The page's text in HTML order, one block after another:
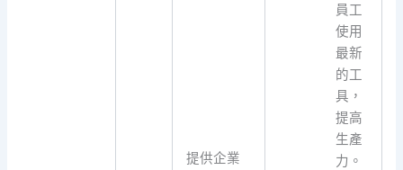
提供企業
員工
使用
最新
的工
具，
提高
生產
力。